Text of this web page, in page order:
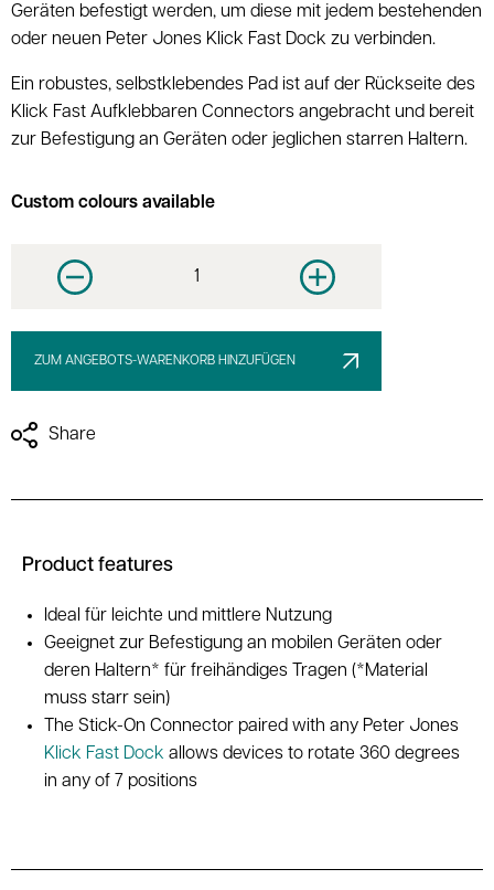
Geräten befestigt werden, um diese mit jedem bestehenden
oder neuen Peter Jones Klick Fast Dock zu verbinden.
Ein robustes, selbstklebendes Pad ist auf der Rückseite des
Klick Fast Aufklebbaren Connectors angebracht und bereit
zur Befestigung an Geräten oder jeglichen starren Haltern.
Custom colours available
Decrease quantity Increase quantity
ZUM ANGEBOTS-WARENKORB HINZUFÜGEN
Share
Product features
Ideal für leichte und mittlere Nutzung
Geeignet zur Befestigung an mobilen Geräten oder
deren Haltern* für freihändiges Tragen (*Material
muss starr sein)
The Stick-On Connector paired with any Peter Jones
Klick Fast Dock allows devices to rotate 360 degrees
in any of 7 positions